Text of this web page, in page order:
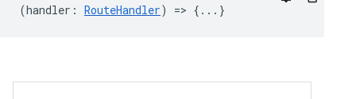
(handler : RouteHandler) => {...}